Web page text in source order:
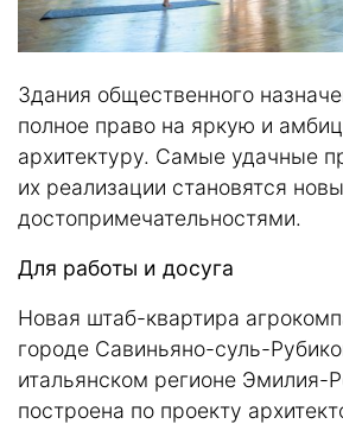
Здания общественного
полное право на яркую и
архитектуру. Самые удачные
их реализации становятся
достопримечательностями.
Для работы и досуга
Новая штаб-квартира
городе Савиньяно-суль-
итальянском регионе Эмилия-
построена по проекту